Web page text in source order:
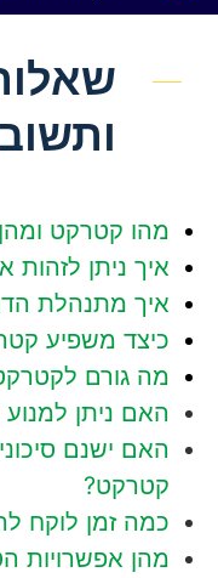
מהו קטרקט
איך ניתן
איך מתנהלת
כיצד משפיע
מה גורם
האם ניתן
האם ישנם
קטרקט?
כמה זמן לוקח
מהן אפשרויות